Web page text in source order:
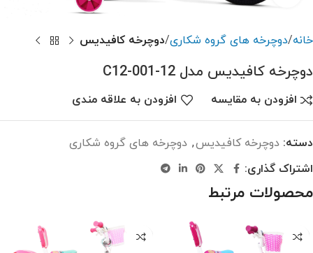
خانه دوچرخه های گروه شکاری دوچرخه کافیدیس
دوچرخه کافیدیس مدل C12-001-12
افزودن به مقایسه افزودن به علاقه مندی
دسته: دوچرخه کافیدیس, دوچرخه های گروه شکاری
اشتراک گذاری:
محصولات مرتبط